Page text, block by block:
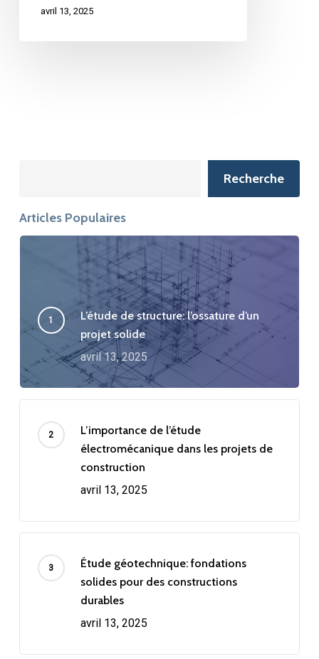
avril 13, 2025
Recherche
Articles Populaires
L’étude de structure: l’ossature d’un
projet solide
avril 13, 2025
L’importance de l’étude
électromécanique dans les projets de
construction
avril 13, 2025
Étude géotechnique: fondations
solides pour des constructions
durables
avril 13, 2025